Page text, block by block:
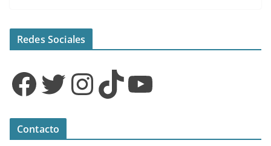
Redes Sociales
Facebook Twitter InstagramTikTok YouTube
Contacto